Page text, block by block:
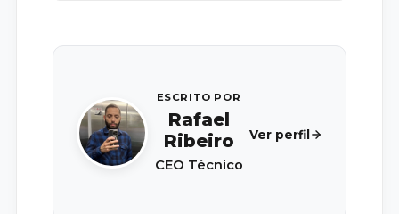
ESCRITO POR
Rafael
Ribeiro
CEO Técnico
Ver perfil